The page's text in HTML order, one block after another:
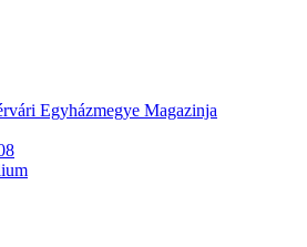
Egyházmegye Magazinja